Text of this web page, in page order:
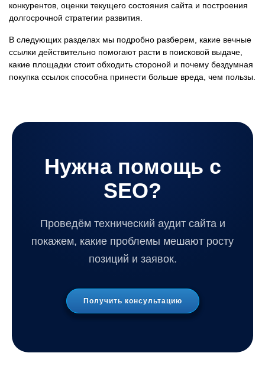
конкурентов, оценки текущего состояния сайта и построения
долгосрочной стратегии развития.
В следующих разделах мы подробно разберем, какие вечные
ссылки действительно помогают расти в поисковой выдаче,
какие площадки стоит обходить стороной и почему бездумная
покупка ссылок способна принести больше вреда, чем пользы.
Нужна помощь с
SEO?
Проведём технический аудит сайта и
покажем, какие проблемы мешают росту
позиций и заявок.
Получить консультацию